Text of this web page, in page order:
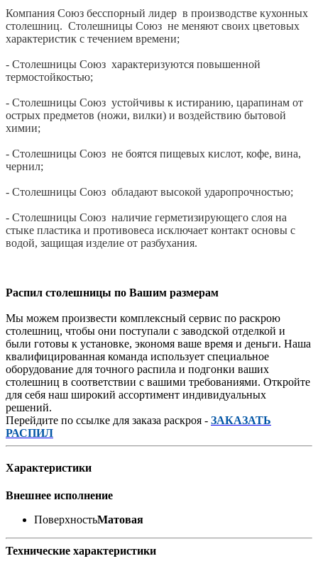
Компания Союз бесспорный лидер в производстве кухонных
столешниц. Столешницы Союз не меняют своих цветовых
характеристик с течением времени;
- Столешницы Союз характеризуются повышенной
термостойкостью;
- Столешницы Союз устойчивы к истиранию, царапинам от
острых предметов (ножи, вилки) и воздействию бытовой
химии;
- Столешницы Союз не боятся пищевых кислот, кофе, вина,
чернил;
- Столешницы Союз обладают высокой ударопрочностью;
- Столешницы Союз наличие герметизирующего слоя на
стыке пластика и противовеса исключает контакт основы с
водой, защищая изделие от разбухания.
Распил столешницы по Вашим размерам
Мы можем произвести комплексный сервис по раскрою
столешниц, чтобы они поступали с заводской отделкой и
были готовы к установке, экономя ваше время и деньги. Наша
квалифицированная команда использует специальное
оборудование для точного распила и подгонки ваших
столешниц в соответствии с вашими требованиями. Откройте
для себя наш широкий ассортимент индивидуальных
решений.
Перейдите по ссылке для заказа раскроя - ЗАКАЗАТЬ
РАСПИЛ
Характеристики
Внешнее исполнение
ПоверхностьМатовая
Технические характеристики